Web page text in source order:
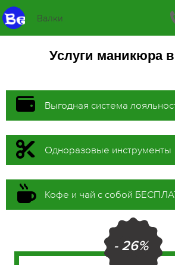
Валки
Услуги маникюра
Выгодная система
Одноразовые инструменты
Кофе и чай с собой
- 26%